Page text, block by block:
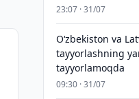
23:07 · 31/07
Oʻzbekiston va
tayyorlashning
tayyorlamoqda
09:30 · 31/07